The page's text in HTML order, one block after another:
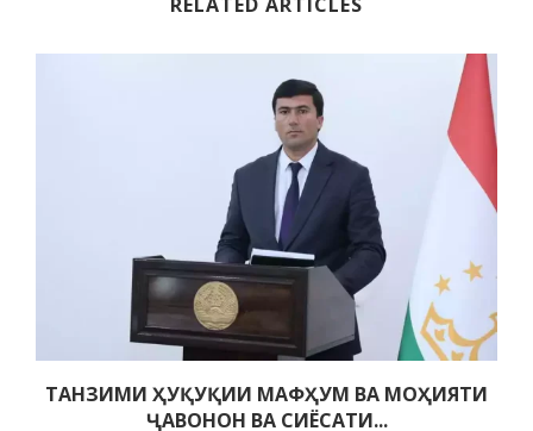
ТАНЗИМИ ҲУҚУҚИИ МАФҲУМ ВА МОҲИЯТИ
ҶАВОНОН ВА СИЁСАТИ...